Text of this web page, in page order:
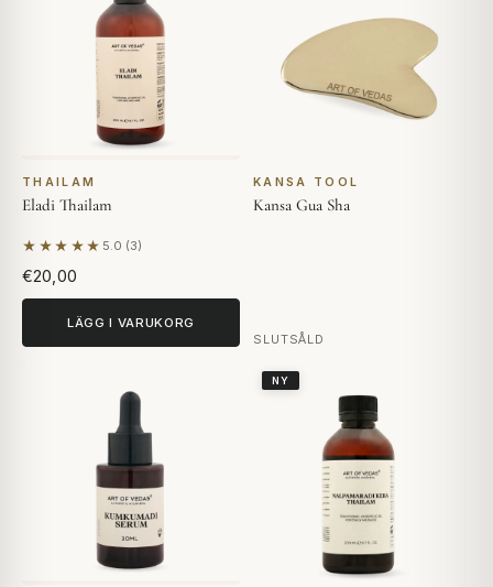
THAILAM
Eladi Thailam
★★★★★ 5.0 (3)
Baserat på 3 recensioner
€20,00
LÄGG I VARUKORG
KANSA TOOL
Kansa Gua Sha
SLUTSÅLD
NY